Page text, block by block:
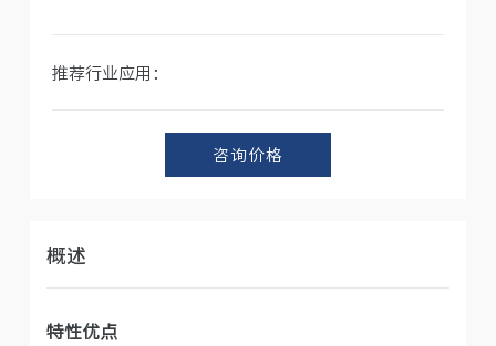
推荐行业应用：
咨询价格
概述
特性优点